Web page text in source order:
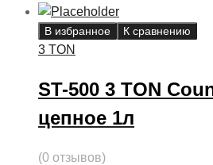
В избранное К сравнению
3 TON
ST-500 3 TON
цепное 1л
(0 отзывов)